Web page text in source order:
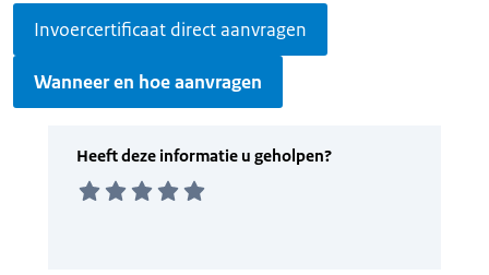
Invoercertificaat direct aanvragen
Wanneer en hoe aanvragen